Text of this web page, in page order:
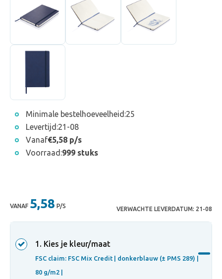
Minimale bestelhoeveelheid:25
Levertijd:21-08
Vanaf€5,58 p/s
Voorraad:999 stuks
VANAF 5,58 P/S VERWACHTE LEVERDATUM: 21-08
1 . Kies je kleur/maat
FSC claim: FSC Mix Credit | donkerblauw (± PMS 289) |
80 g/m2 |